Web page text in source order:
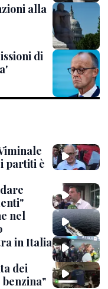
alla
di
partiti è
nel
in Italia
dei
benzina"